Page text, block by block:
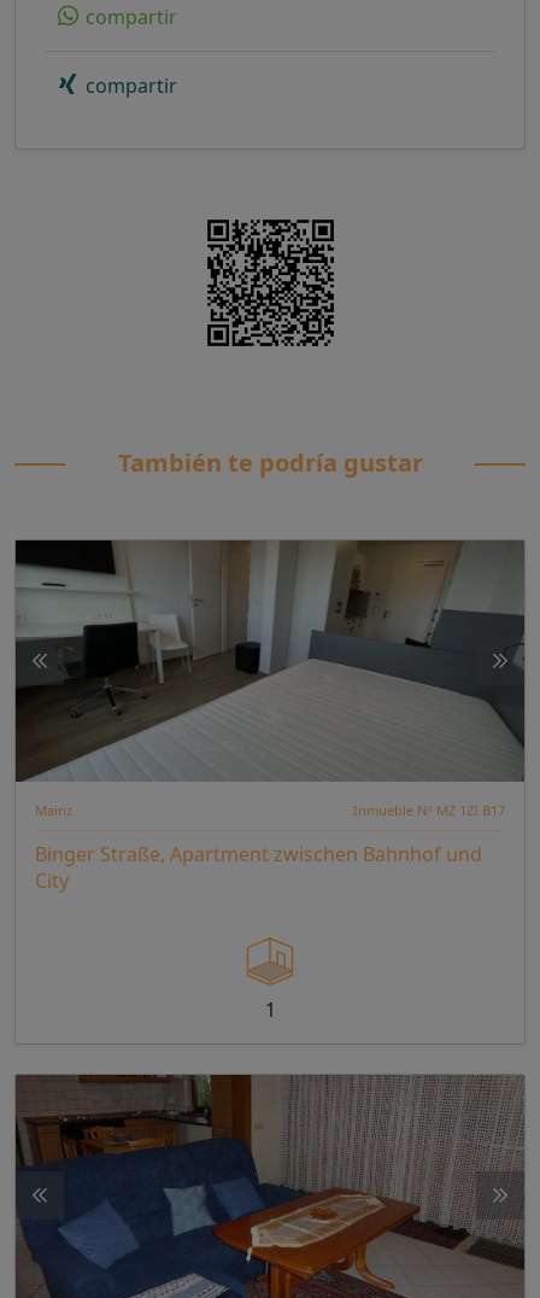
compartir
compartir
También te podría gustar
Mainz Inmueble Nº MZ 1ZI B17
Binger Straße, Apartment zwischen Bahnhof und
City
1